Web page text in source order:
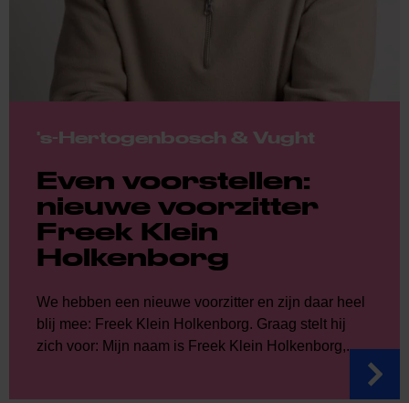
's-Hertogenbosch & Vught
Even voorstellen:
nieuwe voorzitter
Freek Klein
Holkenborg
We hebben een nieuwe voorzitter en zijn daar heel
blij mee: Freek Klein Holkenborg. Graag stelt hij
zich voor: Mijn naam is Freek Klein Holkenborg,...